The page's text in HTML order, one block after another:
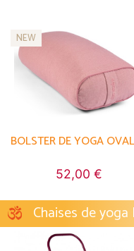
NEW
52,00 €
Chaises de yoga